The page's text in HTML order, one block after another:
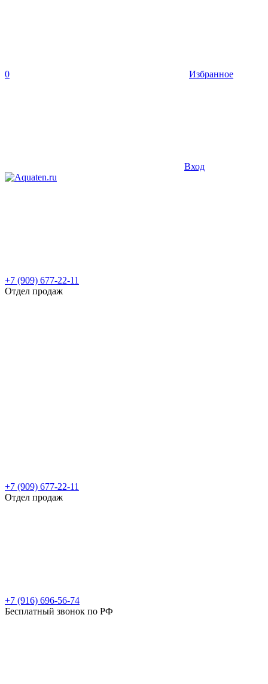
0 Избранное
Вход
+7 (909) 677-22-11
Отдел продаж
+7 (909) 677-22-11
Отдел продаж
+7 (916) 696-56-74
Бесплатный звонок по РФ